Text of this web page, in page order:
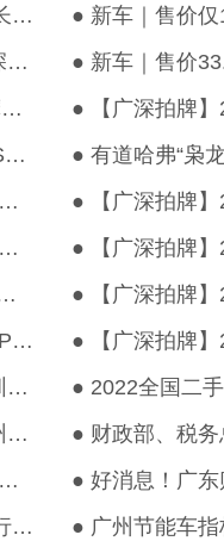
● 【周年庆钜惠专题】上半年长城汽车多款重磅新能源汽车焕新上市
● 【广深拍牌】2023年7月广深车牌竞价结果出炉！
● 官宣！23.18万元！魏牌新摩卡DHT-PHEV于6月1日正式上市
● 新车到店！大五座旗舰电动SUV魏牌新摩卡DHT-PHEV来啦~
● 【广深拍牌】2022年12月广深车牌竞价结果出炉！
● 【广深拍牌】2022年10月广深车牌竞价结果出炉！
带你抢先看多款长城品牌新能源车型
● 有道广州区域首台拿铁DHT-PHEV交车！
● 【深圳拍牌】2022年6月深圳车牌竞价结果出炉！
● 【广州拍牌】2022年6月广州车牌竞价结果出炉！
● “强大即正义”坦克500区域品鉴会-广州站圆满结束！
● 好消息！汽车以旧换新专项行动继续实施。《广东省进一步促进消费...